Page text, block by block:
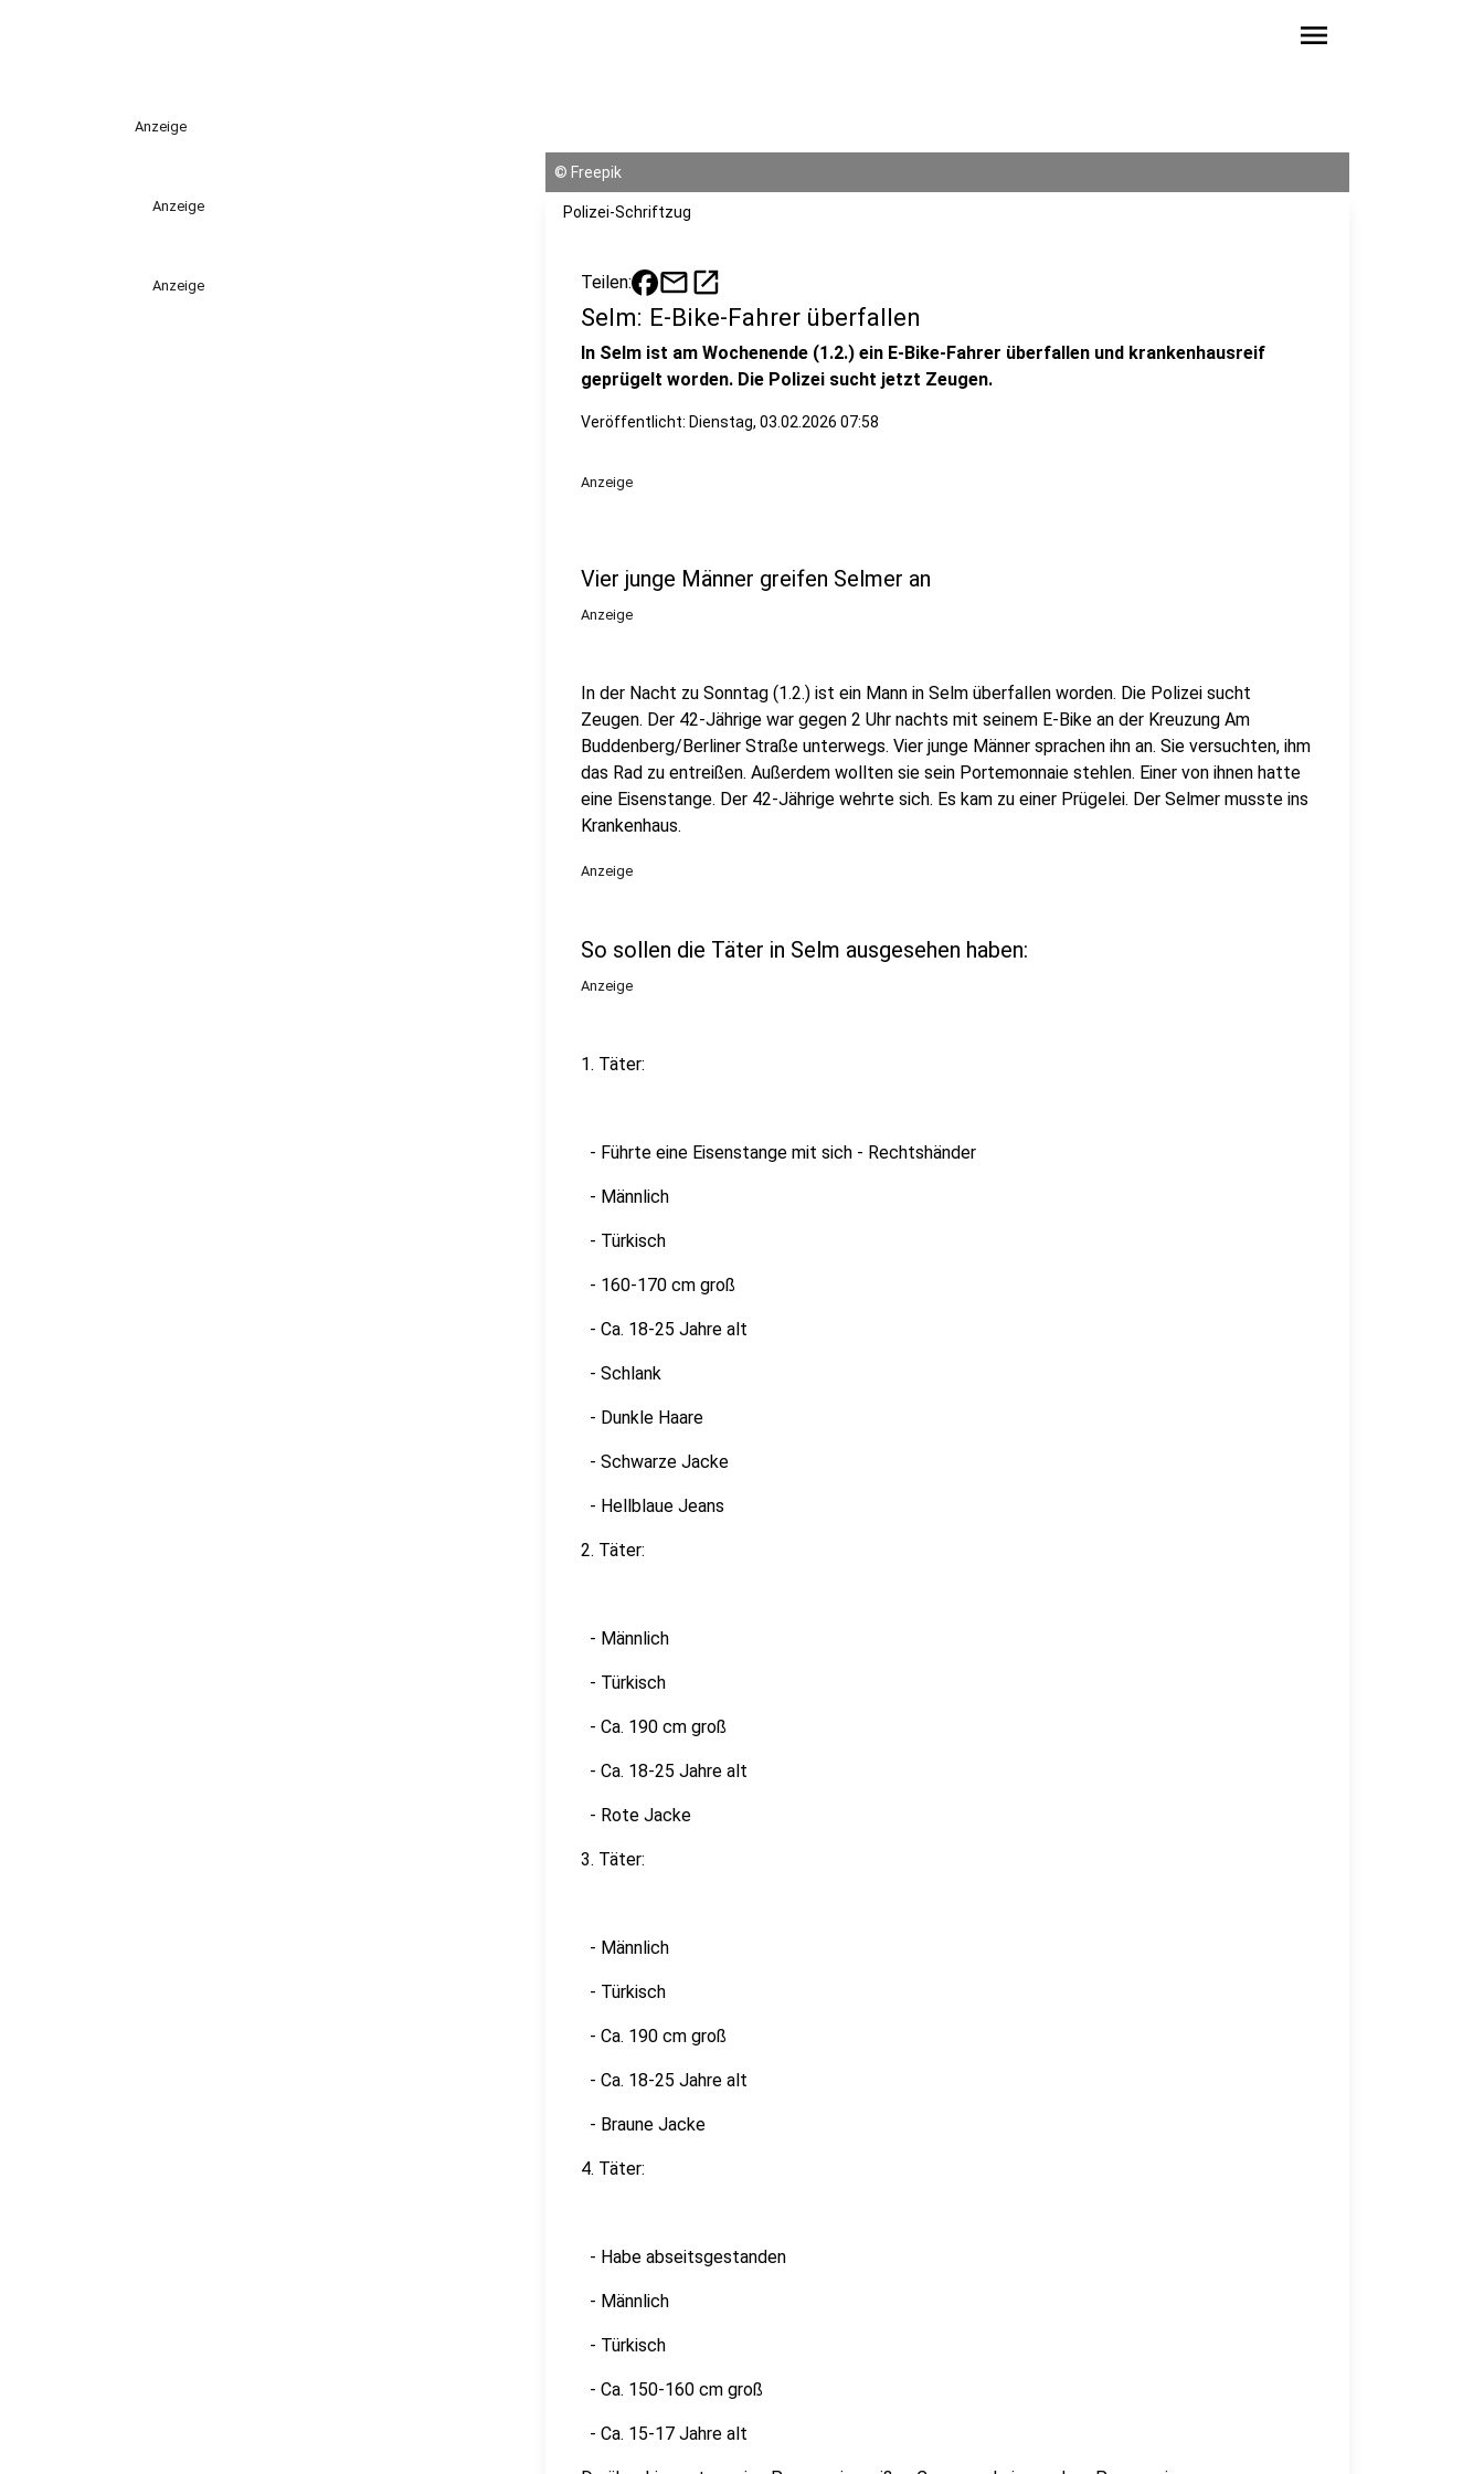
menu
Anzeige
Anzeige
Anzeige
© Freepik
Polizei-Schriftzug
Teilen: mailopen_in_new
Selm: E-Bike-Fahrer überfallen
In Selm ist am Wochenende (1.2.) ein E-Bike-Fahrer überfallen und krankenhausreif
geprügelt worden. Die Polizei sucht jetzt Zeugen.
Veröffentlicht: Dienstag, 03.02.2026 07:58
Anzeige
Vier junge Männer greifen Selmer an
Anzeige
In der Nacht zu Sonntag (1.2.) ist ein Mann in Selm überfallen worden. Die Polizei sucht
Zeugen. Der 42-Jährige war gegen 2 Uhr nachts mit seinem E-Bike an der Kreuzung Am
Buddenberg/Berliner Straße unterwegs. Vier junge Männer sprachen ihn an. Sie versuchten, ihm
das Rad zu entreißen. Außerdem wollten sie sein Portemonnaie stehlen. Einer von ihnen hatte
eine Eisenstange. Der 42-Jährige wehrte sich. Es kam zu einer Prügelei. Der Selmer musste ins
Krankenhaus.
Anzeige
So sollen die Täter in Selm ausgesehen haben:
Anzeige
1. Täter:
- Führte eine Eisenstange mit sich - Rechtshänder
- Männlich
- Türkisch
- 160-170 cm groß
- Ca. 18-25 Jahre alt
- Schlank
- Dunkle Haare
- Schwarze Jacke
- Hellblaue Jeans
2. Täter:
- Männlich
- Türkisch
- Ca. 190 cm groß
- Ca. 18-25 Jahre alt
- Rote Jacke
3. Täter:
- Männlich
- Türkisch
- Ca. 190 cm groß
- Ca. 18-25 Jahre alt
- Braune Jacke
4. Täter:
- Habe abseitsgestanden
- Männlich
- Türkisch
- Ca. 150-160 cm groß
- Ca. 15-17 Jahre alt